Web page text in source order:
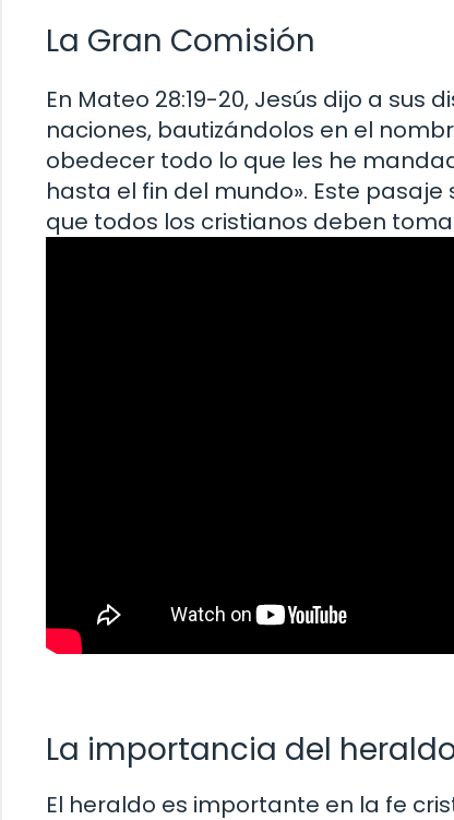
La Gran Comisión
En Mateo 28:19-20, Jesús dijo a sus
naciones, bautizándolos en el
obedecer todo lo que les he
hasta el fin del mundo». Este
que todos los cristianos deben
La importancia del
El heraldo es importante en la fe